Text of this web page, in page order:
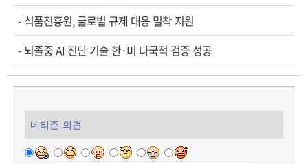
- 식품진흥원, 글로벌 규제 대응 밀착 지원
- 뇌졸중 AI 진단 기술 한·미 다국적 검증 성공
네티즌 의견